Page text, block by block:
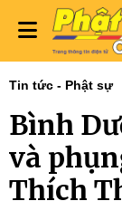
Tin tức - Phật sự
Bình
và
Thích